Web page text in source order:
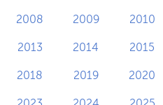
2008 2009 2010
2013 2014 2015
2018 2019 2020